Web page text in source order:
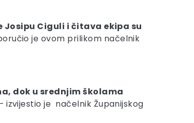
Josipu Ciguli i čitava ekipa su
je ovom prilikom načelnik
dok u srednjim školama
izvijestio je načelnik Županijskog